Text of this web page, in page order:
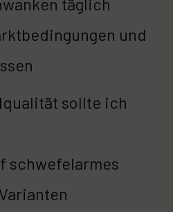
und
sollte ich
schwefelarmes